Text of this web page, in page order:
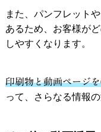
また、パンフレット
あるため、お客様が
しやすくなります。
印刷物と動画ページを
って、さらなる情報